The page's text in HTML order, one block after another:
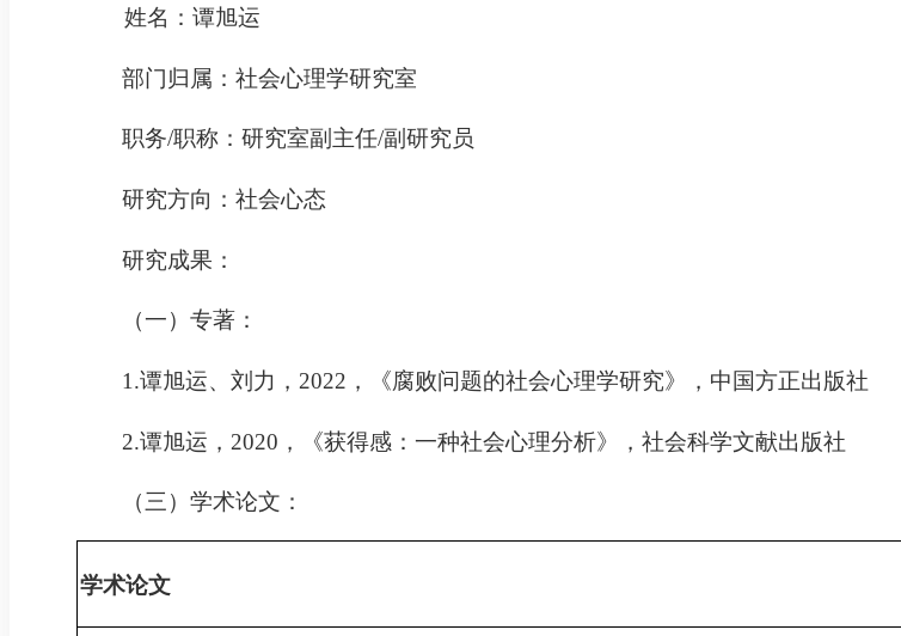
姓名：谭旭运
部门归属：社会心理学研究室
职务/职称：研究室副主任/副研究员
研究方向：社会心态
研究成果：
（一）专著：
1.谭旭运、刘力，2022，《腐败问题的社会心理学研究》，中国方正出版社
2.谭旭运，2020，《获得感：一种社会心理分析》，社会科学文献出版社
（三）学术论文：
学术论文